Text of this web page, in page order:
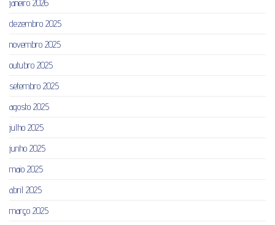
janeiro 2026
dezembro 2025
novembro 2025
outubro 2025
setembro 2025
agosto 2025
julho 2025
junho 2025
maio 2025
abril 2025
março 2025